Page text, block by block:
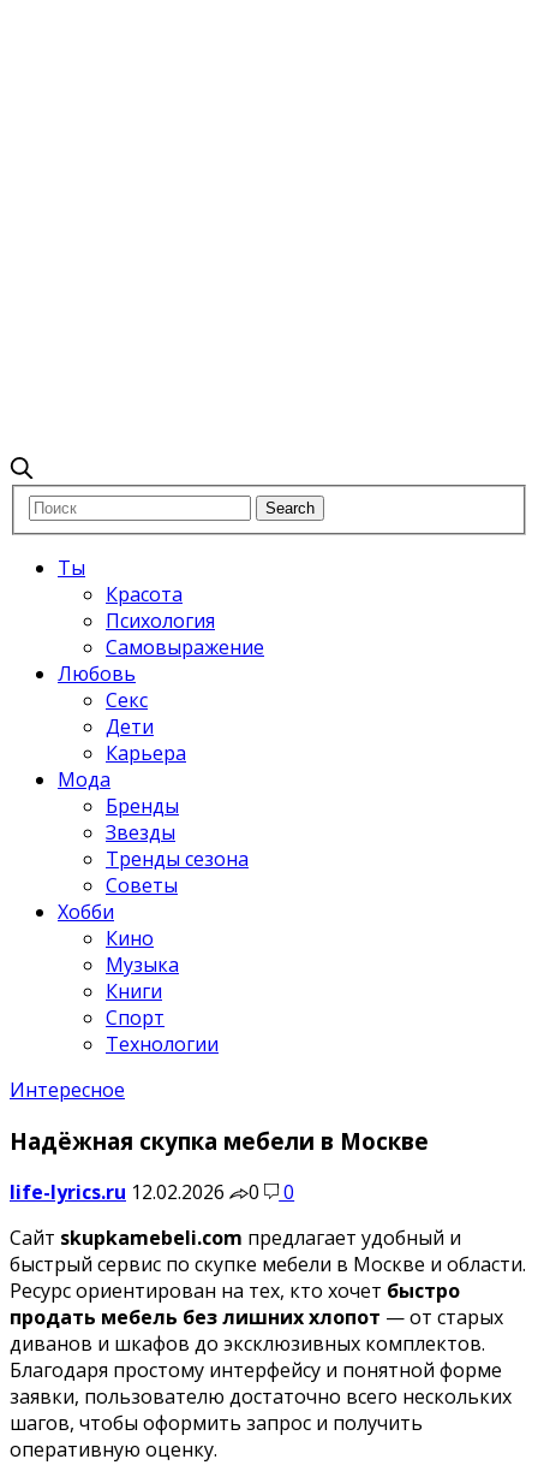
Ты
Красота
Психология
Самовыражение
Любовь
Секс
Дети
Карьера
Мода
Бренды
Звезды
Тренды сезона
Советы
Хобби
Кино
Музыка
Книги
Спорт
Технологии
Интересное
Надёжная скупка мебели в Москве
life-lyrics.ru 12.02.2026 0
0
Сайт skupkamebeli.com предлагает удобный и
быстрый сервис по скупке мебели в Москве и области.
Ресурс ориентирован на тех, кто хочет быстро
продать мебель без лишних хлопот — от старых
диванов и шкафов до эксклюзивных комплектов.
Благодаря простому интерфейсу и понятной форме
заявки, пользователю достаточно всего нескольких
шагов, чтобы оформить запрос и получить
оперативную оценку.